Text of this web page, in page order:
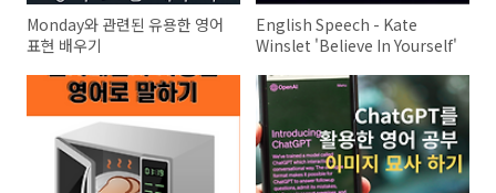
Monday와 관련된 유용한 영어
표현 배우기
English Speech - Kate
Winslet 'Believe In Yourself'